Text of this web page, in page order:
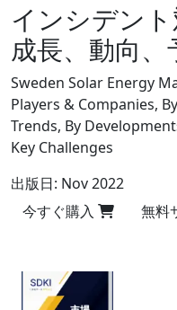
インシデン
成長、動向、
Sweden Solar Energy
Players & Companies,
Trends, By
Key Challenges
出版日: Nov 2022
今すぐ購入
無料